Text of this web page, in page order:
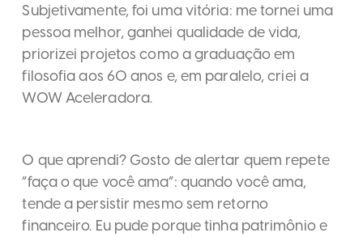
Subjetivamente, foi uma vitória: me tornei uma
pessoa melhor, ganhei qualidade de vida,
priorizei projetos como a graduação em
filosofia aos 60 anos e, em paralelo, criei a
WOW Aceleradora.
O que aprendi? Gosto de alertar quem repete
“faça o que você ama”: quando você ama,
tende a persistir mesmo sem retorno
financeiro. Eu pude porque tinha patrimônio e